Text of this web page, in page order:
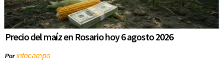
Precio del maíz en Rosario hoy 6 agosto 2026
Porinfocampo